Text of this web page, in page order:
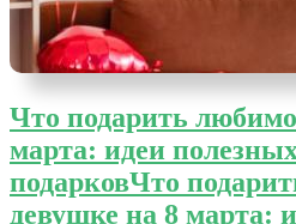
Что подарить
марта: идеи
подарковЧто
девушке на 8 марта: